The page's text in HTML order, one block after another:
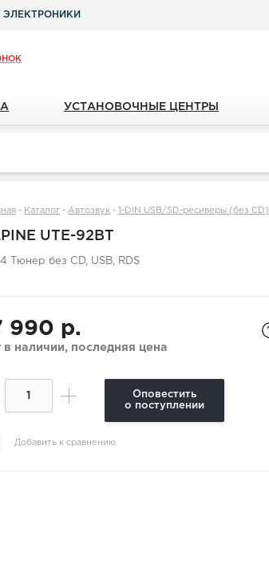
УСТАНОВОЧНЫЕ ЦЕНТРЫ
- Каталог -Автозвук - 1-DIN USB/SD-ресиверы (без CD)
UTE-92BT
Тюнер без CD, USB, RDS
990 р.
в наличии, последняя цена
Оповестить
о поступлении
Добавить к сравнению